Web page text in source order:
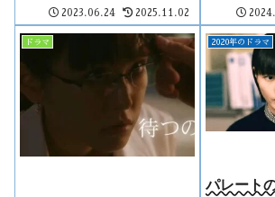
2023.06.24 2025.11.02
レビュー。
ドラマ 2020年のドラマ
パレート